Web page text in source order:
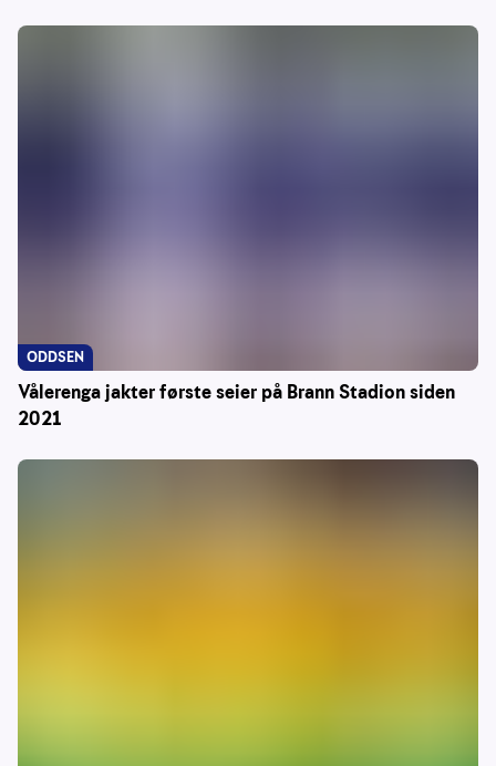
Vålerenga jakter første seier på Brann Stadion siden
2021
ODDSEN